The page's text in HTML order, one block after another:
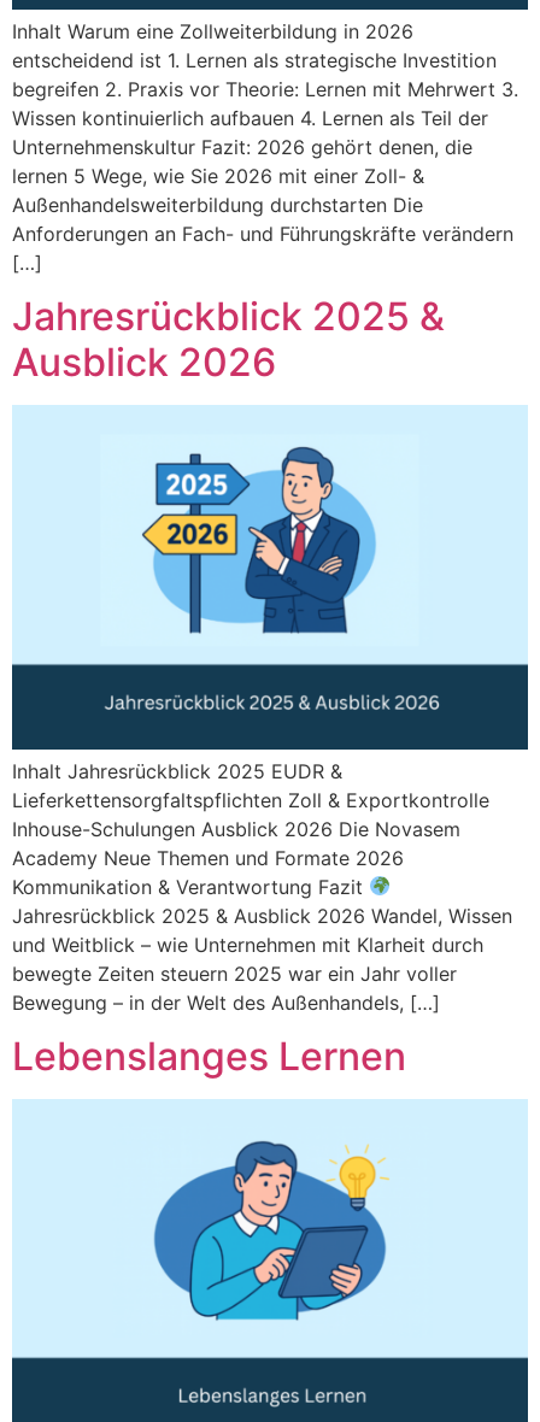
Inhalt Warum eine Zollweiterbildung in 2026
entscheidend ist 1. Lernen als strategische Investition
begreifen 2. Praxis vor Theorie: Lernen mit Mehrwert 3.
Wissen kontinuierlich aufbauen 4. Lernen als Teil der
Unternehmenskultur Fazit: 2026 gehört denen, die
lernen 5 Wege, wie Sie 2026 mit einer Zoll- &
Außenhandelsweiterbildung durchstarten Die
Anforderungen an Fach- und Führungskräfte verändern
[…]
Jahresrückblick 2025 &
Ausblick 2026
Inhalt Jahresrückblick 2025 EUDR &
Lieferkettensorgfaltspflichten Zoll & Exportkontrolle
Inhouse-Schulungen Ausblick 2026 Die Novasem
Academy Neue Themen und Formate 2026
Kommunikation & Verantwortung Fazit
Jahresrückblick 2025 & Ausblick 2026 Wandel, Wissen
und Weitblick – wie Unternehmen mit Klarheit durch
bewegte Zeiten steuern 2025 war ein Jahr voller
Bewegung – in der Welt des Außenhandels, […]
Lebenslanges Lernen